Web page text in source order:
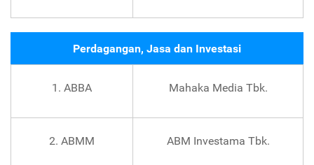
Perdagangan, Jasa dan Investasi
1. ABBA Mahaka Media Tbk.
2. ABMM ABM Investama Tbk.